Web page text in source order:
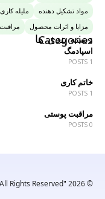
مواد تشکیل دهنده
ملیله کاری
مزایا و اثرات محصول
Categories
دسته بندی ها
اسپادمگ
1 POSTS
خاتم کاری
1 POSTS
مراقبت پوستی
0 POSTS
© 2026
"ESPADLAND"
All Rights Reserved